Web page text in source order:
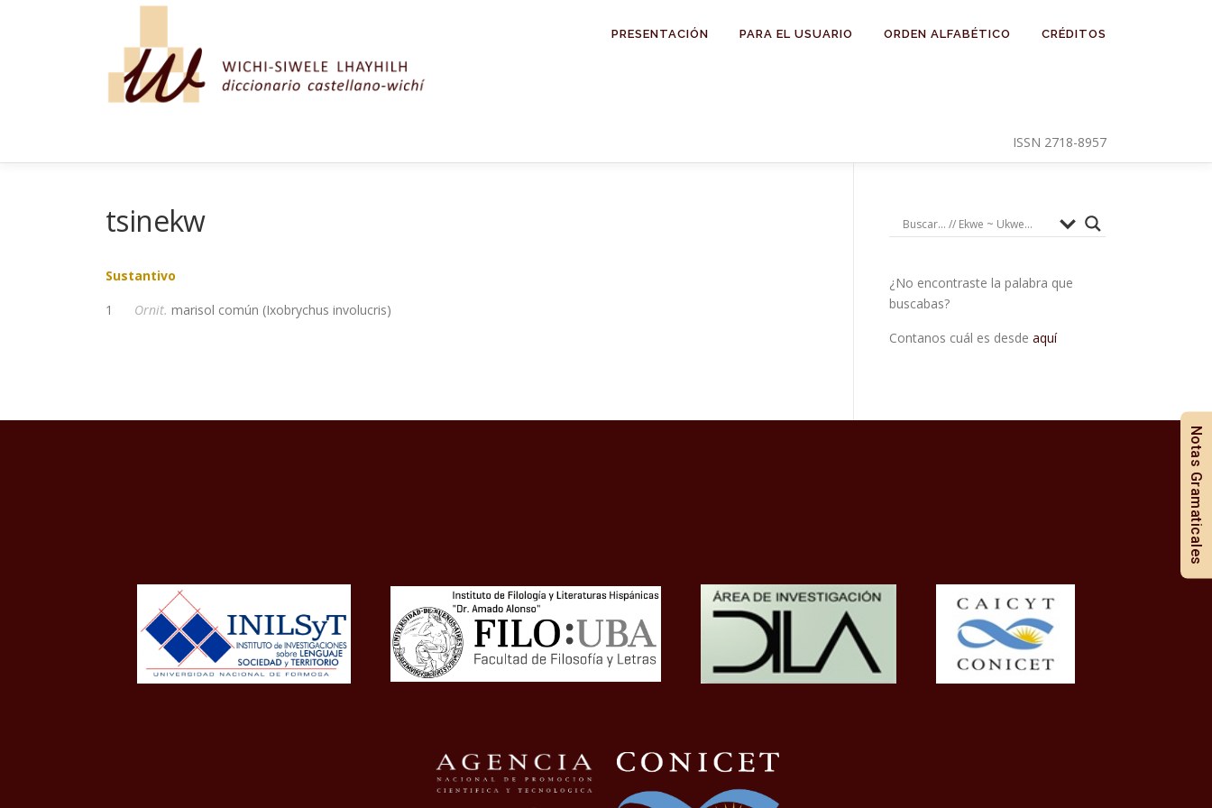
PRESENTACIÓN PARA EL USUARIO ORDEN ALFABÉTICO CRÉDITOS
ISSN 2718-8957
tsinekw
Sustantivo
1 Ornit. marisol común (Ixobrychus involucris)
¿No encontraste la palabra que
buscabas?
Contanos cuál es desde aquí
Notas Gramaticales